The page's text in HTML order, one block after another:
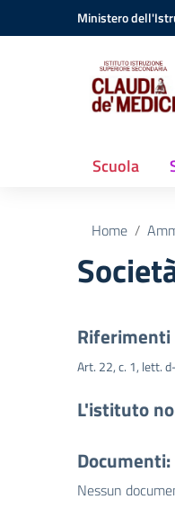
Vai ai contenuti
Vai al menu di navigazione
Ministero
Scuola
Home
Art. 22, c. 1, lett.
L'istituto
Documenti:
Nessun